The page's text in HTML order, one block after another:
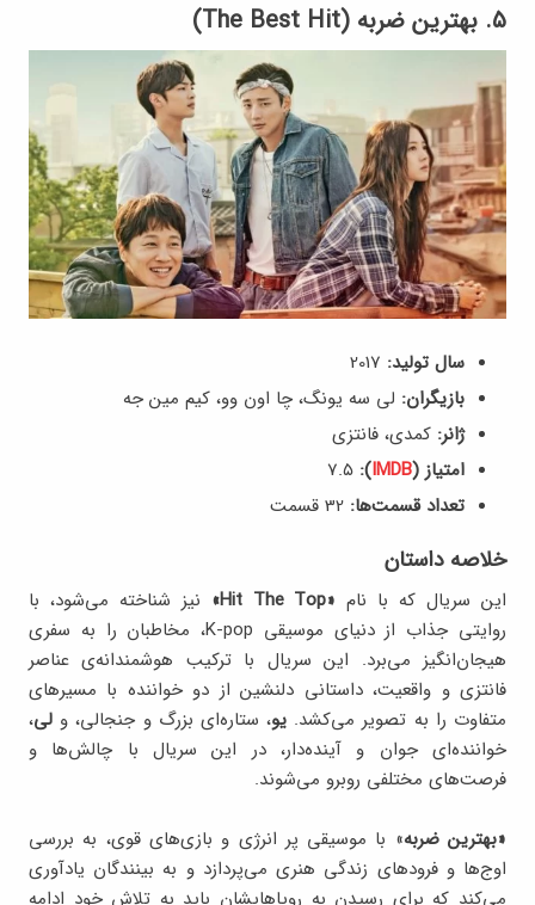
۵. بهترین ضربه (The Best Hit)
سال تولید:
بازیگران: لی سه یونگ، چا اون وو، کیم مین جه
ژانر: کمدی، فانتزی
امتیاز (IMDB
):
تعداد قسمت‌ها:
خلاصه داستان
این سریال که با نام«Hit The Top»
نیز شناخته می‌شود، با
روایتی جذاب از دنیای موسیقی K-pop، مخاطبان را به سفری
هیجان‌انگیز می‌برد. این سریال با ترکیب هوشمندانه‌ی عناصر
فانتزی و واقعیت، داستانی دلنشین از دو خواننده با مسیرهای
متفاوت را به تصویر می‌کشد. یو، ستاره‌ای بزرگ و جنجالی، و لی،
خواننده‌ای جوان و آینده‌دار، در این سریال با چالش‌ها و
فرصت‌های مختلفی روبرو می‌شوند.
«بهترین ضربه» با موسیقی پر انرژی و بازی‌های قوی، به بررسی
اوج‌ها و فرودهای زندگی هنری می‌پردازد و به بینندگان یادآوری
می‌کند که برای رسیدن به رویاهایشان باید به تلاش خود ادامه